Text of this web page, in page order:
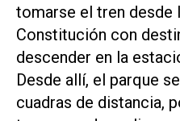
tomarse el tren desde
Constitución con
descender en la
Desde allí, el parque
cuadras de distancia,